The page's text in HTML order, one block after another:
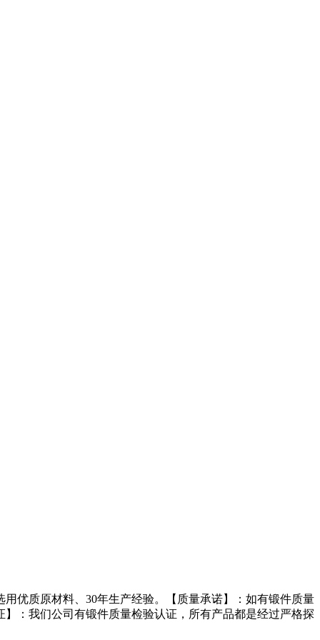
优质原材料、30年生产经验。【质量承诺】：如有锻件质量
：我们公司有锻件质量检验认证，所有产品都是经过严格探